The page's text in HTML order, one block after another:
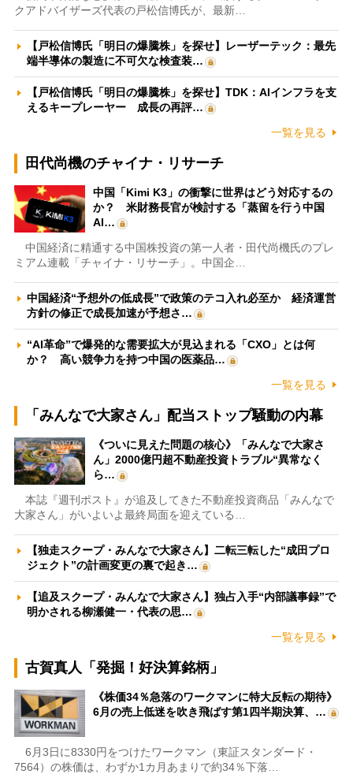
クアドバイザーズ代表の戸松信博氏が、最新…
【戸松信博氏「明日の爆騰株」を探せ】レーザーテック：最先
端半導体の製造に不可欠な検査装…
【戸松信博氏「明日の爆騰株」を探せ】TDK：AIインフラを支
えるキープレーヤー 成長の再評…
一覧を見る
田代尚機のチャイナ・リサーチ
中国「Kimi K3」の衝撃に世界はどう対応するの
か？ 米財務長官が検討する「蒸留を行う中国
AI…
中国経済に精通する中国株投資の第一人者・田代尚機氏のプレ
ミアム連載「チャイナ・リサーチ」。中国企…
中国経済“予想外の低成長”で政策のテコ入れ必至か 経済運営
方針の修正で成長加速が予想さ…
“AI革命”で爆発的な需要拡大が見込まれる「CXO」とは何
か？ 高い競争力を持つ中国の医薬品…
一覧を見る
「みんなで大家さん」配当ストップ騒動の内幕
《ついに見えた問題の核心》「みんなで大家さ
ん」2000億円超不動産投資トラブル“異常なく
ら…
本誌『週刊ポスト』が追及してきた不動産投資商品「みんなで
大家さん」がいよいよ最終局面を迎えている…
【独走スクープ・みんなで大家さん】二転三転した“成田プロ
ジェクト”の計画変更の裏で起き…
【追及スクープ・みんなで大家さん】独占入手“内部議事録”で
明かされる柳瀬健一・代表の思…
一覧を見る
古賀真人「発掘！好決算銘柄」
《株価34％急落のワークマンに特大反転の期待》
6月の売上低迷を吹き飛ばす第1四半期決算、…
6月3日に8330円をつけたワークマン（東証スタンダード・
7564）の株価は、わずか1カ月あまりで約34％下落…